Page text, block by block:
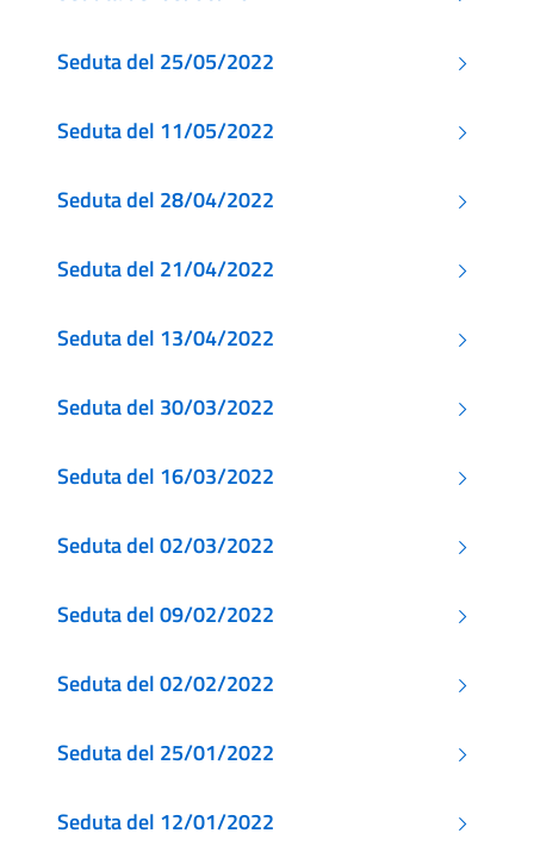
Seduta del 25/05/2022
Seduta del 11/05/2022
Seduta del 28/04/2022
Seduta del 21/04/2022
Seduta del 13/04/2022
Seduta del 30/03/2022
Seduta del 16/03/2022
Seduta del 02/03/2022
Seduta del 09/02/2022
Seduta del 02/02/2022
Seduta del 25/01/2022
Seduta del 12/01/2022